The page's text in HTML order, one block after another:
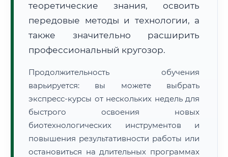
теоретические знания, освоить
передовые методы и технологии, а
также значительно расширить
профессиональный кругозор.
Продолжительность обучения
варьируется: вы можете выбрать
экспресс-курсы от нескольких недель для
быстрого освоения новых
биотехнологических инструментов и
повышения результативности работы или
остановиться на длительных программах